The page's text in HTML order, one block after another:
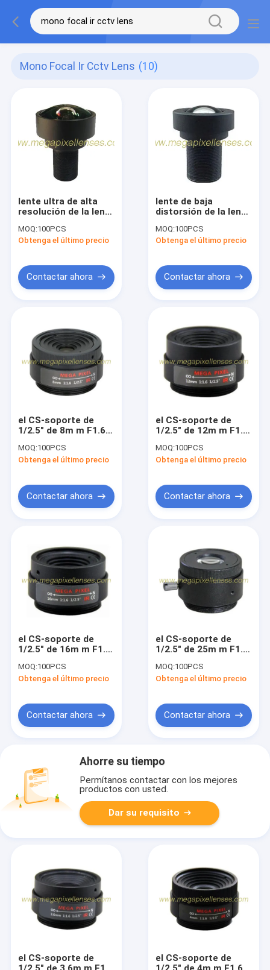
Mono Focal Ir Cctv Lens (10)
lente ultra de alta
resolución de la lente
S-soporte del 1/2”
3.2m m F2.2
MOQ:100PCS
Obtenga el último precio
Contactar ahora
lente de baja
distorsión de la lente
de 1/1.8" de 5m m
10MP M12/CS para
MOQ:100PCS
Obtenga el último precio
Contactar ahora
el CS-soporte de
1/2.5" de 8m m F1.6
lente focal de la
prima del megapíxel
MOQ:100PCS
Obtenga el último precio
Contactar ahora
el CS-soporte de
1/2.5" de 12m m F1.6
lente focal de la
prima del megapíxel
MOQ:100PCS
Obtenga el último precio
Contactar ahora
el CS-soporte de
1/2.5" de 16m m F1.6
lente focal de la
prima del megapíxel
MOQ:100PCS
Obtenga el último precio
Contactar ahora
el CS-soporte de
1/2.5" de 25m m F1.8
lente focal de la
prima del megapíxel
MOQ:100PCS
Obtenga el último precio
Contactar ahora
Ahorre su tiempo
Permítanos contactar con los mejores
productos con usted.
Dar su requisito
el CS-soporte de
el CS-soporte de